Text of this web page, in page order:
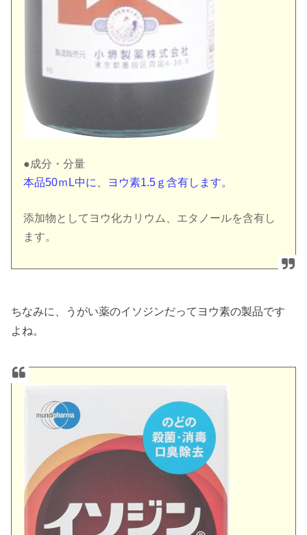
●成分・分量
本品50ｍL中に、ヨウ素1.5ｇ含有します。
添加物としてヨウ化カリウム、エタノールを含有し
ます。
ちなみに、うがい薬のイソジンだってヨウ素の製品です
よね。